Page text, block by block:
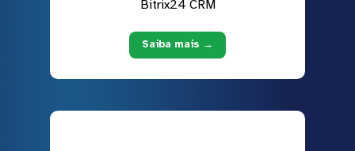
Bitrix24 CRM
Saiba mais →